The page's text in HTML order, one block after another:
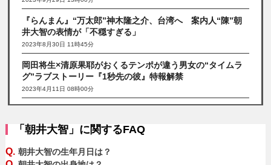
『らんまん』“万太郎”神木隆之介、台湾へ 案内人“陳”朝
井大智の表情が「不穏すぎる」
2023年8月30日 11時45分
岡田将生×清原果耶がおくるテンポが違う男女の“タイムラ
グ”ラブストーリー『1秒先の彼』特報解禁
2023年4月11日 08時00分
「朝井大智」に関するFAQ
Q. 朝井大智の生年月日は？